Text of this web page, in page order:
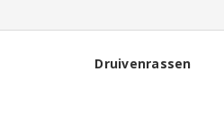
Druivenrassen